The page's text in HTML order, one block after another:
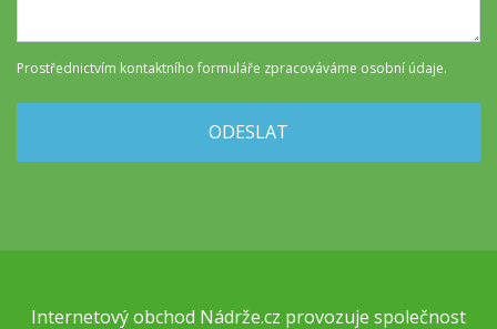
Prostřednictvím kontaktního formuláře zpracováváme osobní údaje.
ODESLAT
Internetový obchod Nádrže.cz provozuje společnost